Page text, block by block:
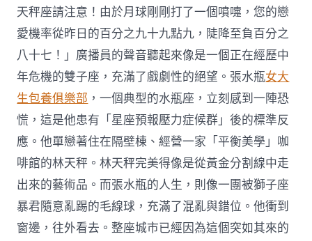
天秤座請注意！由於月球剛剛打了一個噴嚏，您的戀
愛機率從昨日的百分之九十九點九，陡降至負百分之
八十七！」廣播員的聲音聽起來像是一個正在經歷中
年危機的雙子座，充滿了戲劇性的絕望。張水瓶女大
生包養俱樂部 ，一個典型的水瓶座，立刻感到一陣恐
慌，這是他患有「星座預報壓力症候群」後的標準反
應。他單戀著住在隔壁棟、經營一家「平衡美學」咖
啡館的林天秤。林天秤完美得像是從黃金分割線中走
出來的藝術品。而張水瓶的人生，則像一團被獅子座
暴君隨意亂踢的毛線球，充滿了混亂與錯位。他衝到
窗邊，往外看去。整座城市已經因為這個突如其來的